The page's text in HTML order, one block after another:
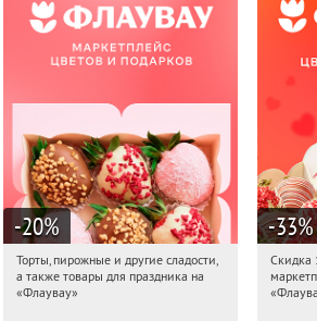
-20%
00:44:53 Получили:
Россия
Торты, пирожные и другие сладости,
а также товары для праздника на
«Флаувау»
-33%
Россия
Скидка